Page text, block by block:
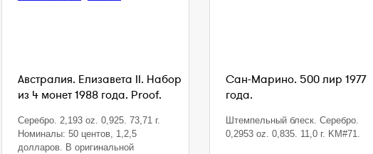
Австралия. Елизавета II. Набор
из 4 монет 1988 года. Proof.
Серебро. 2,193 oz. 0,925. 73,71 г.
Номиналы: 50 центов, 1,2,5
долларов. В оригинальной
Сан-Марино. 500 лир 1977
года.
Штемпельный блеск. Серебро.
0,2953 oz. 0,835. 11,0 г. KM#71.